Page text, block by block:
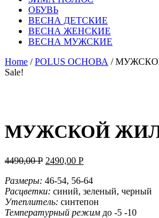
ОБУВЬ
ВЕСНА ДЕТСКИЕ
ВЕСНА ЖЕНСКИЕ
ВЕСНА МУЖСКИЕ
Home /POLUS ОСНОВА /
Sale!
МУЖСКОЙ
4490,00Р 2490,00 Р
Размеры: 46-54, 56-64
Расцветки: синий, зеленый, черный
Утеплитель: синтепон
Температурный режим до -5 -10